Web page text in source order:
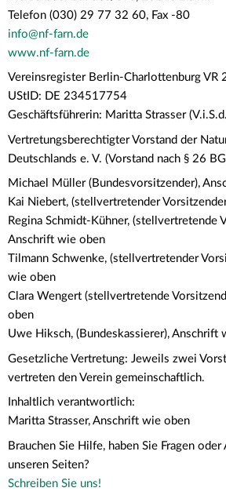
Telefon (030) 29 77 32 60, Fax -80
info@nf-farn.de
www.nf-farn.de
Vereinsregister Berlin-Charlottenburg VR
UStID: DE 234517754
Geschäftsführerin: Maritta Strasser
Vertretungsberechtigter Vorstand der
Deutschlands e. V. (Vorstand nach § 26
Michael Müller (Bundesvorsitzender),
Kai Niebert, (stellvertretender
Regina Schmidt-Kühner, (stellvertretende
Anschrift wie oben
Tilmann Schwenke, (stellvertretender
wie oben
Clara Wengert (stellvertretende
oben
Uwe Hiksch, (Bundeskassierer), Anschrift
Gesetzliche Vertretung: Jeweils zwei
vertreten den Verein gemeinschaftlich.
Inhaltlich verantwortlich:
Maritta Strasser, Anschrift wie oben
Brauchen Sie Hilfe, haben Sie Fragen oder
unseren Seiten?
Schreiben Sie uns!